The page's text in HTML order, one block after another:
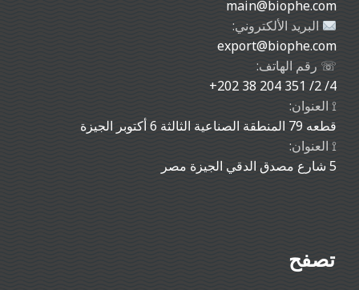
main@biophe.com
البريد الألكتروني:
export@biophe.com
☏ رقم الهاتف:
+202 38 204 351 /2 /4
⟟ العنوان:
قطعه 79 المنطقة الصناعية الثالثة 6 أكتوبر الجيزة
⟟ العنوان:
5 شارع مصدق الدقي الجيزة مصر
تصفح